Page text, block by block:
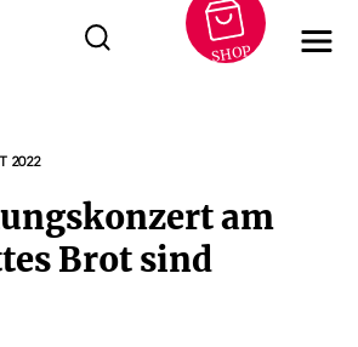
SHOP
2022
am
Brot sind